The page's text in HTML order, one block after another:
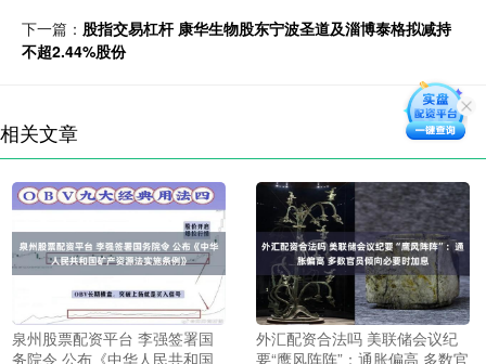
下一篇： 股指交易杠杆 康华生物股东宁波圣道及淄博泰格拟减持
不超2.44%股份
相关文章
泉州股票配资平台 李强签署国
务院令 公布《中华人民共和国
外汇配资合法吗 美联储会议纪
要“鹰风阵阵”：通胀偏高 多数官